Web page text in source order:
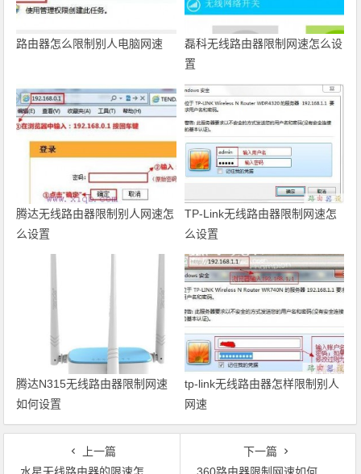
路由器怎么限制别人电脑网速
磊科无线路由器限制网速怎么设
置
腾达无线路由器限制别人网速怎
么设置
TP-Link无线路由器限制网速怎
么设置
腾达N315无线路由器限制网速
如何设置
tp-link无线路由器怎样限制别人
网速
上一篇
水星无线路由器的限速怎么设置
下一篇
360路由器限制网速如何设置